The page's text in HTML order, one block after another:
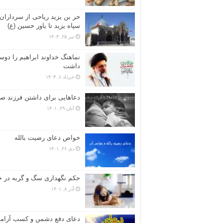
حر بن یزید ریاحی از سرداران
سپاه یزید تا یاور حسین (ع)
تیر ۲۵, ۱۴۰۳
نماهنگ خداوند ابراهیم را
داشت
خرداد ۶, ۱۴۰۳
دعاهایی برای داشتن فرزند
آبان ۲۹, ۱۴۰۱
خواص دعای رضیت بالله
دی ۲۶, ۱۴۰۱
حکم نگهداری سگ و گربه در
آذر ۸, ۱۴۰۱
دعای دفع دشمن و کسب